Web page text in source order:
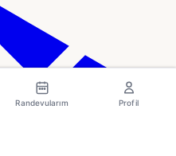
Randevularım Profil